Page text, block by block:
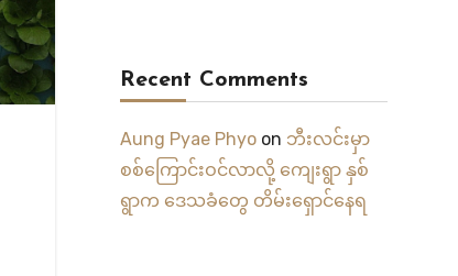
Recent Comments
Aung Pyae Phyoon ဘီးလင်းမှာ
စစ်ကြောင်းဝင်လာလို့ ကျေးရွာ နှစ်
ရွာက ဒေသခံတွေ တိမ်းရှောင်နေရ